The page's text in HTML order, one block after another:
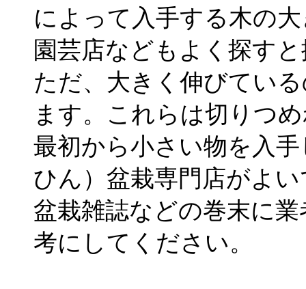
によって入手する木の
園芸店などもよく探す
ただ、大きく伸びてい
ます。これらは切りつ
最初から小さい物を入
ひん）盆栽専門店がよ
盆栽雑誌などの巻末に
考にしてください。